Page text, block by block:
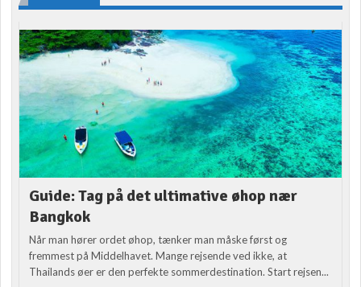
Guide: Tag på det ultimative øhop nær
Bangkok
Når man hører ordet øhop, tænker man måske først og
fremmest på Middelhavet. Mange rejsende ved ikke, at
Thailands øer er den perfekte sommerdestination. Start rejsen...